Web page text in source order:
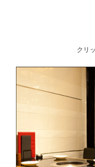
クリックでインド